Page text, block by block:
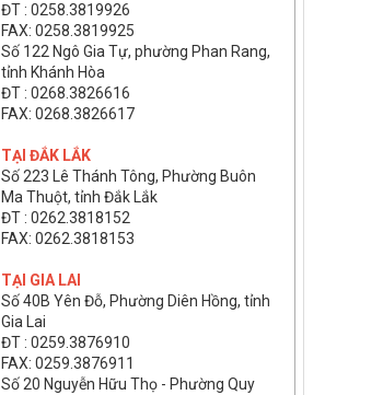
ĐT : 0258.3819926
FAX: 0258.3819925
Số 122 Ngô Gia Tự, phường Phan Rang,
tỉnh Khánh Hòa
ĐT : 0268.3826616
FAX: 0268.3826617
TẠI ĐẮK LẮK
Số 223 Lê Thánh Tông, Phường Buôn
Ma Thuột, tỉnh Đắk Lắk
ĐT : 0262.3818152
FAX: 0262.3818153
TẠI GIA LAI
Số 40B Yên Đỗ, Phường Diên Hồng, tỉnh
Gia Lai
ĐT : 0259.3876910
FAX: 0259.3876911
Số 20 Nguyễn Hữu Thọ - Phường Quy